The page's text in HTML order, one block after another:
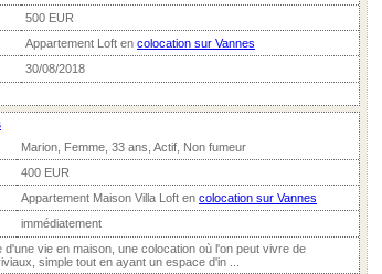
500 EUR
Appartement Loft en colocation sur Vannes
30/08/2018
Marion, Femme, 33 ans, Actif, Non fumeur
400 EUR
Appartement Maison Villa Loft en colocation sur Vannes
immédiatement
d'une vie en maison, une colocation où l'on peut vivre de
simple tout en ayant un espace d'in ...